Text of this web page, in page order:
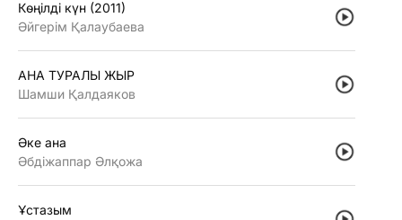
Көңiлдi күн (2011)
Әйгерiм Қалаубаева
АНА ТУРАЛЫ ЖЫР
Шамши Қалдаяков
Әке ана
Әбдiжаппар Әлқожа
Ұстазым